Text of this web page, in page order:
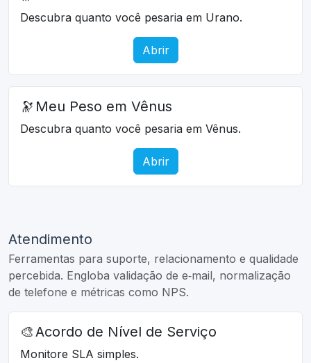
Descubra quanto você pesaria em Urano.
Abrir
🔭 Meu Peso em Vênus
Descubra quanto você pesaria em Vênus.
Abrir
Atendimento
Ferramentas para suporte, relacionamento e qualidade
percebida. Engloba validação de e‑mail, normalização
de telefone e métricas como NPS.
🎨Acordo de Nível de Serviço
Monitore SLA simples.